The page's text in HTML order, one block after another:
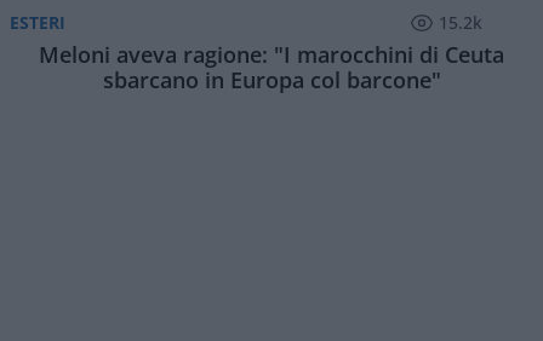
ESTERI 15.2k
Meloni aveva ragione: "I marocchini di Ceuta
sbarcano in Europa col barcone"